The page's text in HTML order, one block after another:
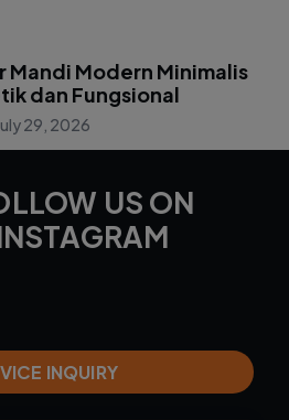
Mandi Modern Minimalis
dan Fungsional
29, 2026
US ON
INQUIRY